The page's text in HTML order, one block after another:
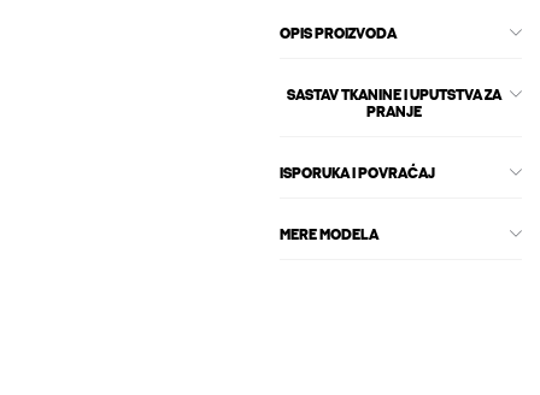
OPIS PROIZVODA
SASTAV TKANINE I UPUTSTVA ZA
PRANJE
ISPORUKA I POVRAĆAJ
MERE MODELA